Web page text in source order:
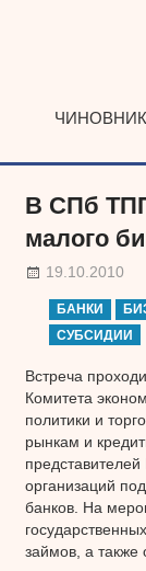
В СПб
малого
19.10.2010
БАНКИ
СУБСИДИИ
Встреча
Комитета
политики и
рынкам и
представителей
организаций
банков. На
займов, а также